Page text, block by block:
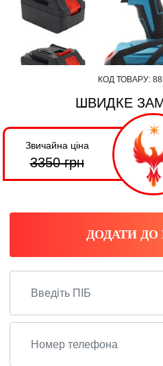
КОД ТОВАРУ:
ШВИДКЕ
Звичайна ціна
3350грн
ДОДАТИ